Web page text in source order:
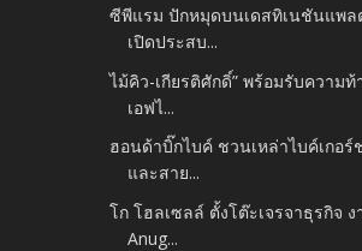
ซีพีแรม ปักหมุดบนเดสทิเนชันแพล
เปิดประสบ...
ไม้คิว-เกียรติศักดิ์” พร้อมรับความ
เอฟไ...
ฮอนด้าบิ๊กไบค์ ชวนเหล่าไบค์เกอ
และสาย...
โก โฮลเซลล์ ตั้งโต๊ะเจรจาธุรกิจ ง
Anug...